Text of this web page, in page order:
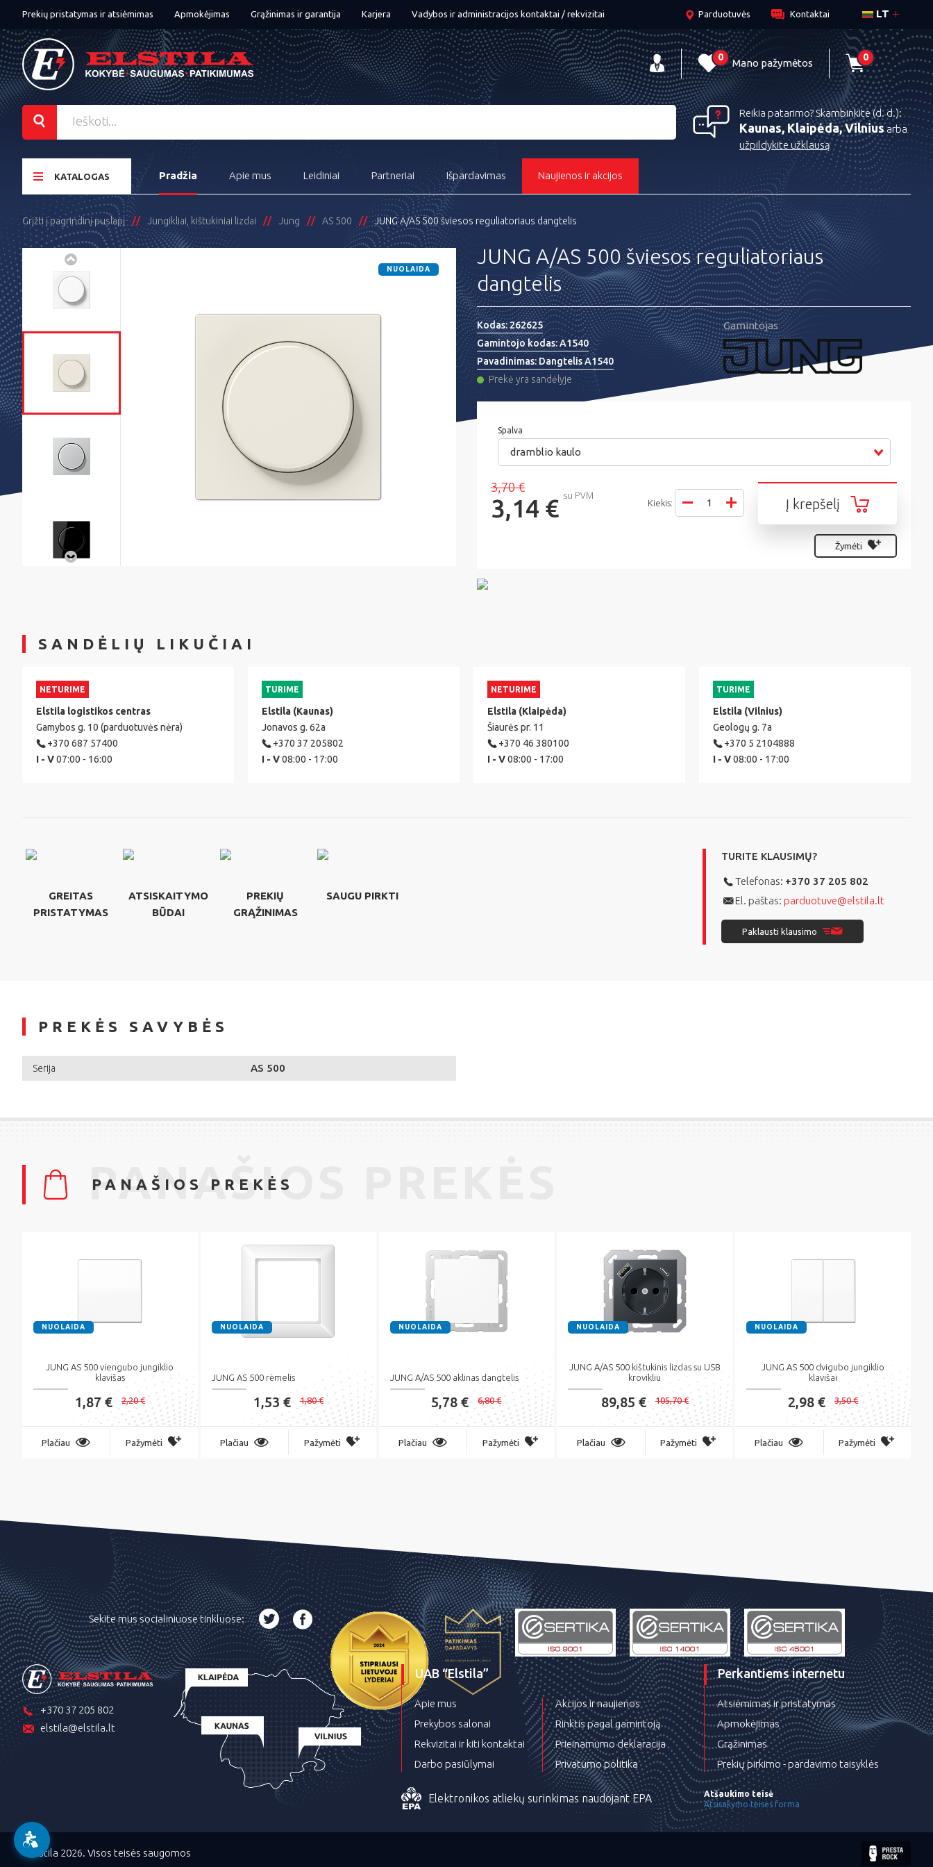
Prekių pristatymas ir atsiėmimas Apmokėjimas Grąžinimas ir garantija Karjera Vadybos ir administracijos kontaktai / rekvizitai LT
Parduotuvės Kontaktai
0 Mano pažymėtos 0
Reikia patarimo? Skambinkite (d. d.):
Kaunas, Klaipėda, Vilniusarba
užpildykite užklausą
KATALOGAS Pradžia Apie mus Leidiniai Partneriai Išpardavimas Naujienos ir akcijos
Grįžti į pagrindinį puslapį Jungikliai, kištukiniai lizdai Jung AS 500 JUNG A/AS 500 šviesos reguliatoriaus dangtelis
NUOLAIDA
JUNG A/AS 500 šviesos reguliatoriaus
dangtelis
Kodas:262625
Gamintojo kodas:A1540
Pavadinimas:Dangtelis A1540
Prekė yra sandėlyje
Gamintojas
Spalva
dramblio kaulo
3,70 €
3,14 € su PVM
Į krepšelį
Kiekis:
Žymėti
SANDĖLIŲ LIKUČIAI
NETURIME
Elstila logistikos centras
Gamybos g. 10 (parduotuvės nėra)
+370 687 57400
I - V07:00 - 16:00
TURIME
Elstila (Kaunas)
Jonavos g. 62a
+370 37 205802
I - V08:00 - 17:00
NETURIME
Elstila (Klaipėda)
Šiaurės pr. 11
+370 46 380100
I - V08:00 - 17:00
TURIME
Elstila (Vilnius)
Geologų g. 7a
+370 5 2104888
I - V08:00 - 17:00
GREITAS
PRISTATYMAS
ATSISKAITYMO
BŪDAI
PREKIŲ
GRĄŽINIMAS
SAUGU PIRKTI
TURITE KLAUSIMŲ?
Telefonas: +370 37 205 802
El. paštas: parduotuve@elstila.lt
Paklausti klausimo
PREKĖS SAVYBĖS
Serija AS 500
PANAŠIOS PREKĖS
PANAŠIOS PREKĖS
NUOLAIDA
JUNG AS 500 viengubo jungiklio
klavišas
1,87 € 2,20 €
Plačiau Pažymėti
NUOLAIDA
JUNG AS 500 rėmelis
1,53 € 1,80 €
Plačiau Pažymėti
NUOLAIDA
JUNG A/AS 500 aklinas dangtelis
5,78 € 6,80 €
Plačiau Pažymėti
NUOLAIDA
JUNG A/AS 500 kištukinis lizdas su USB
krovikliu
89,85 € 105,70 €
Plačiau Pažymėti
NUOLAIDA
JUNG AS 500 dvigubo jungiklio
klavišai
2,98 € 3,50 €
Plačiau Pažymėti
Sekite mus socialiniuose tinkluose:
+370 37 205 802
elstila@elstila.lt
UAB “Elstila”
Apie mus
Prekybos salonai
Rekvizitai ir kiti kontaktai
Darbo pasiūlymai
Akcijos ir naujienos
Rinktis pagal gamintoją
Prieinamumo deklaracija
Privatumo politika
Elektronikos atliekų surinkimas naudojant EPA
Perkantiems internetu
Atsiėmimas ir pristatymas
Apmokėjimas
Grąžinimas
Prekių pirkimo - pardavimo taisyklės
Atšaukimo teisė
Atsisakymo teisės forma
©Elstila 2026. Visos teisės saugomos